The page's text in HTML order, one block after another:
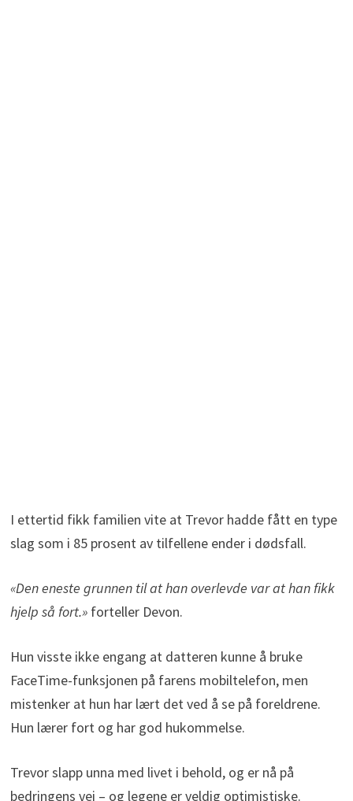
I ettertid fikk familien vite at Trevor hadde fått en type
slag som i 85 prosent av tilfellene ender i dødsfall.
«Den eneste grunnen til at han overlevde var at han fikk
hjelp så fort.»forteller Devon.
Hun visste ikke engang at datteren kunne å bruke
FaceTime-funksjonen på farens mobiltelefon, men
mistenker at hun har lært det ved å se på foreldrene.
Hun lærer fort og har god hukommelse.
Trevor slapp unna med livet i behold, og er nå på
bedringens vei – og legene er veldig optimistiske.